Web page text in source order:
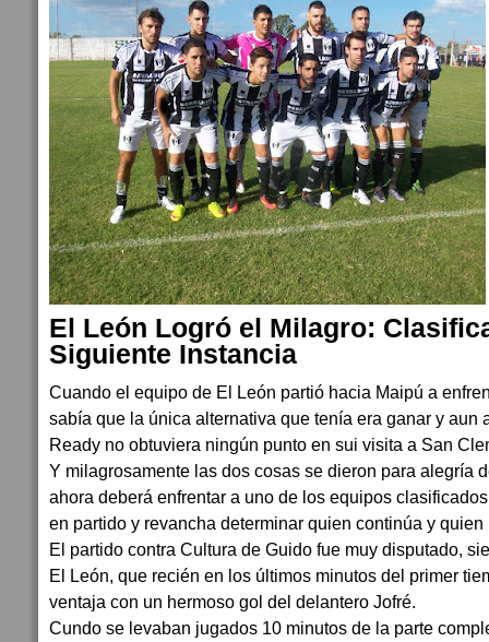
El León Logró el Milagro:
Siguiente Instancia
Cuando el equipo de El León partió hacia Maipú a
sabía que la única alternativa que tenía era ganar y aun
Ready no obtuviera ningún punto en sui visita a San
Y milagrosamente las dos cosas se dieron para alegría
ahora deberá enfrentar a uno de los equipos
en partido y revancha determinar quien continúa y
El partido contra Cultura de Guido fue muy disputado,
El León, que recién en los últimos minutos del primer
ventaja con un hermoso gol del delantero Jofré.
Cundo se levaban jugados 10 minutos de la parte